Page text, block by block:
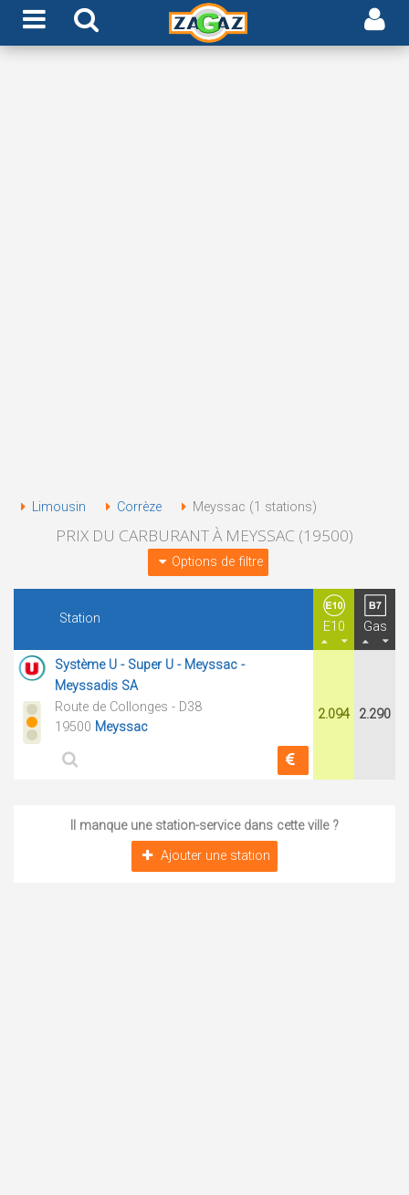
Limousin Corrèze Meyssac (1 stations)
PRIX DU CARBURANT À MEYSSAC (19500)
Options de filtre
Station
E10 Gas
Système U - Super U - Meyssac -
Meyssadis SA
Route de Collonges - D38
19500 Meyssac
2.094 2.290
Il manque une station-service dans cette ville ?
Ajouter une station